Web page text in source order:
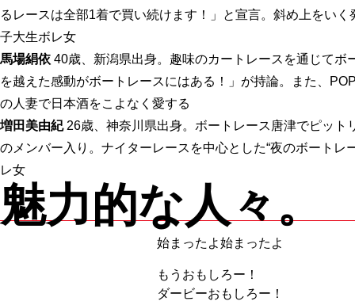
るレースは全部1着で買い続けます！」と宣言。斜め上をい
子大生ボレ女
馬場絹依 40歳、新潟県出身。趣味のカートレースを通じてボ
を越えた感動がボートレースにはある！」が持論。また、
の人妻で日本酒をこよなく愛する
増田美由紀 26歳、神奈川県出身。ボートレース唐津でピッ
のメンバー入り。ナイターレースを中心とした“夜のボートレ
レ女
魅力的な人々。
始まったよ始まったよ
もうおもしろー！
ダービーおもしろー！